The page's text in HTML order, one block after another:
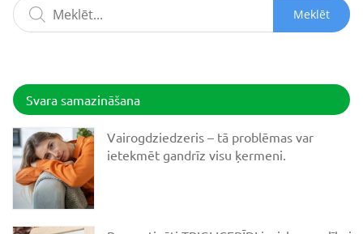
Meklēt
Svara samazināšana
Vairogdziedzeris – tā problēmas var
ietekmēt gandrīz visu ķermeni.